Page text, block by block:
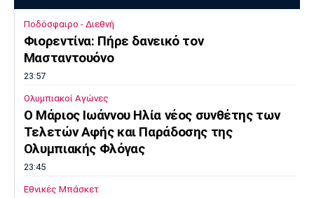
Ποδόσφαιρο - Διεθνή
Φιορεντίνα: Πήρε δανεικό τον
Μασταντουόνο
23:57
Ολυμπιακοί Αγώνες
O Μάριος Ιωάννου Ηλία νέος συνθέτης των
Τελετών Αφής και Παράδοσης της
Ολυμπιακής Φλόγας
23:45
Εθνικές Μπάσκετ